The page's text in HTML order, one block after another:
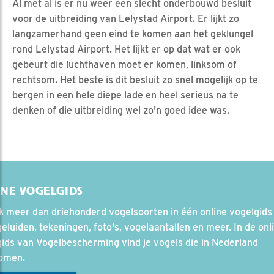
Al met al is er nu weer een slecht onderbouwd besluit
voor de uitbreiding van Lelystad Airport. Er lijkt zo
langzamerhand geen eind te komen aan het geklungel
rond Lelystad Airport. Het lijkt er op dat wat er ook
gebeurt die luchthaven moet er komen, linksom of
rechtsom. Het beste is dit besluit zo snel mogelijk op te
bergen in een hele diepe lade en heel serieus na te
denken of die uitbreiding wel zo'n goed idee was.
VOGELGIDS
meer dan driehonderd vogelsoorten in één online
tekeningen, foto's, vogelaantallen en meer. In de
van Vogelbescherming vind je vogels die in Nederland